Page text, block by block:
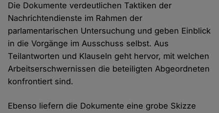
Die Dokumente verdeutlichen Taktiken der
Nachrichtendienste im Rahmen der
parlamentarischen Untersuchung und geben Einblick
in die Vorgänge im Ausschuss selbst. Aus
Teilantworten und Klauseln geht hervor, mit welchen
Arbeitserschwernissen die beteiligten Abgeordneten
konfrontiert sind.
Ebenso liefern die Dokumente eine grobe Skizze